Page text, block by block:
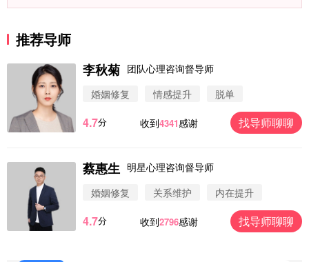
推荐导师
李秋菊 团队心理咨询督导师
婚姻修复
情感提升 脱单
4.7分 收到4341感谢 找导师聊聊
蔡惠生 明星心理咨询督导师
婚姻修复
关系维护 内在提升
4.7分 收到2796感谢 找导师聊聊
微信用户 圆圈 通过此页面咨询，已获得专属情感方
案
微信用户 Vnno 通过此页面咨询，已获得专属情感方